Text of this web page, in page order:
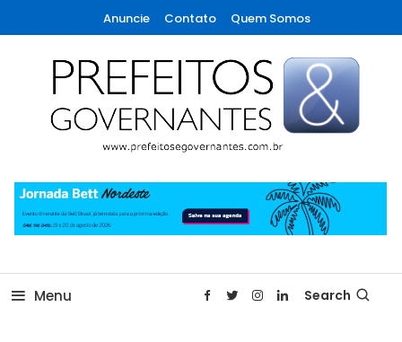
To
Content
Anuncie Contato Quem Somos
Prefeitos & Governantes
Menu Search